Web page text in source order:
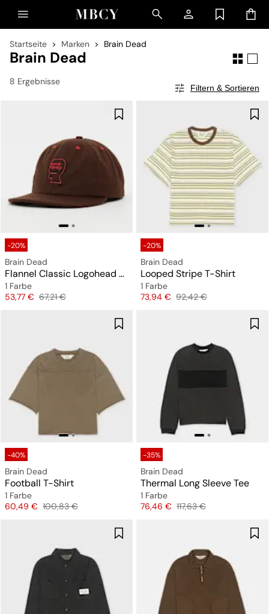
Startseite Marken Brain Dead
Brain Dead
8 Ergebnisse
Filtern & Sortieren
-20%
Brain Dead
Flannel Classic Logohead 6 Panel Hat
1 Farbe
Preis
53,77 € Originalpreis
67,21 €
-20%
Brain Dead
Looped Stripe T-Shirt
1 Farbe
Preis
73,94 € Originalpreis
92,42 €
-40%
Brain Dead
Football T-Shirt
1 Farbe
Preis
60,49 € Originalpreis
100,83 €
-35%
Brain Dead
Thermal Long Sleeve Tee
1 Farbe
Preis
76,46 € Originalpreis
117,63 €